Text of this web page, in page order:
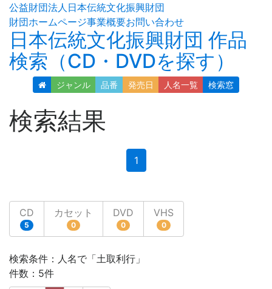
公益財団法人日本伝統文化振興財団
財団ホームページ事業概要お問い合わせ
日本伝統文化振興財団 作品
検索（CD・DVDを探す）
ジャンル 品番 発売日 人名一覧 検索窓
検索結果
1(current)
CD
5
カセット
0
DVD
0
VHS
0
検索条件：人名で「土取利行」
件数：5件